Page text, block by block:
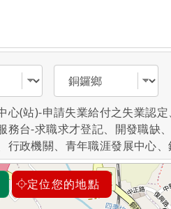
選擇區域
心(站)-申請失業給付之失業認
務台-求職求才登記、開發職缺
行政機關、青年職涯發展中心
定位您的地點